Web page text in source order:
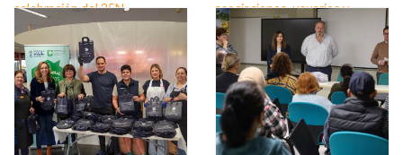
celebración del 25N
asociaciones, usuarios y
personas que trabajan a favor
de este colectivo